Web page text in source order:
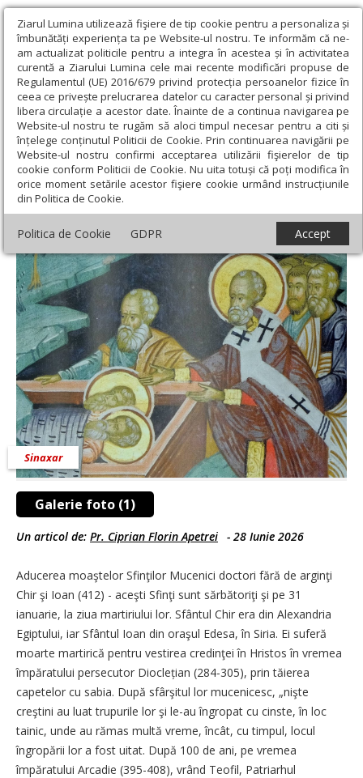
Ziarul Lumina utilizează fişiere de tip cookie pentru a personaliza și
îmbunătăți experiența ta pe Website-ul nostru. Te informăm că ne-
am actualizat politicile pentru a integra în acestea și în activitatea
curentă a Ziarului Lumina cele mai recente modificări propuse de
Regulamentul (UE) 2016/679 privind protecția persoanelor fizice în
ceea ce privește prelucrarea datelor cu caracter personal și privind
libera circulație a acestor date. Înainte de a continua navigarea pe
Website-ul nostru te rugăm să aloci timpul necesar pentru a citi și
înțelege conținutul Politicii de Cookie. Prin continuarea navigării pe
Website-ul nostru confirmi acceptarea utilizării fişierelor de tip
cookie conform Politicii de Cookie. Nu uita totuși că poți modifica în
orice moment setările acestor fişiere cookie urmând instrucțiunile
din Politica de Cookie.
Politica de Cookie GDPR Accept
Ziarul Lumina › Teologie și spiritualitate › Sinaxar › Aducerea
moaştelor Sf. Mc. doctori fără de arginţi Chir şi Ioan (Dezlegare la
peşte)
Aducerea moaştelor Sf. Mc. doctori fără de
arginţi Chir şi Ioan (Dezlegare la peşte)
Galerie foto (1)
Sinaxar
Un articol de: Pr. Ciprian Florin Apetrei - 28 Iunie 2026
Aducerea moaştelor Sfinţilor Mucenici doctori fără de arginţi
Chir şi Ioan (412) - aceşti Sfinţi sunt sărbătoriţi şi pe 31
ianuarie, la ziua martiriului lor. Sfântul Chir era din Alexandria
Egiptului, iar Sfântul Ioan din oraşul Edesa, în Siria. Ei suferă
moarte martirică pentru vestirea credinţei în Hristos în vremea
împăratului persecutor Dioclețian (284-305), prin tăierea
capetelor cu sabia. După sfârşitul lor mucenicesc, „nişte
creştini au luat trupurile lor şi le-au îngropat cu cinste, în loc
tainic, unde au rămas multă vreme, încât, cu timpul, locul
îngropării lor a fost uitat. După 100 de ani, pe vremea
împăratului Arcadie (395-408), vrând Teofil, Patriarhul